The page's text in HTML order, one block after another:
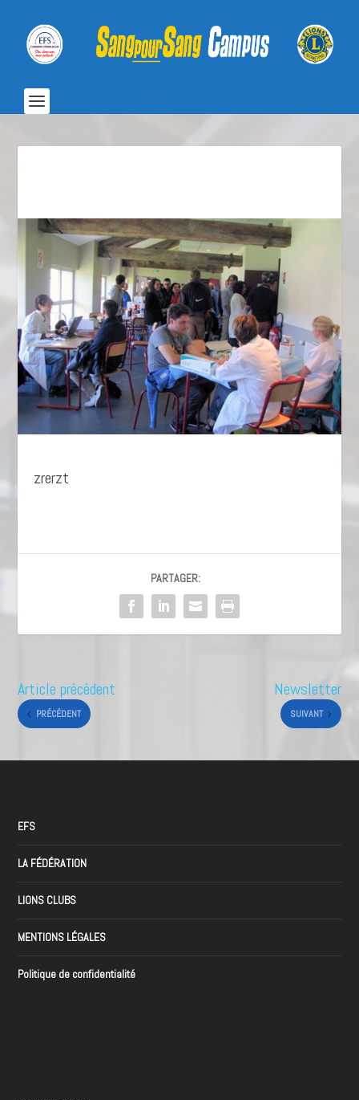
zrerzt
PARTAGER:
Article précédent
PRÉCÉDENT
Newsletter
SUIVANT
EFS
LA FÉDÉRATION
LIONS CLUBS
MENTIONS LÉGALES
Politique de confidentialité